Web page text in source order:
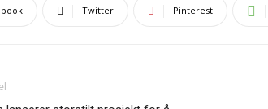
Twitter Pinterest